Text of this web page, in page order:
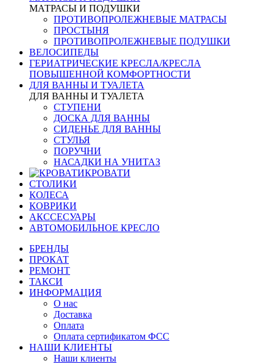
МАТРАСЫ И ПОДУШКИ
ПРОТИВОПРОЛЕЖНЕВЫЕ МАТРАСЫ
ПРОСТЫНЯ
ПРОТИВОПРОЛЕЖНЕВЫЕ ПОДУШКИ
ВЕЛОСИПЕДЫ
ГЕРИАТРИЧЕСКИЕ КРЕСЛА/КРЕСЛА
ПОВЫШЕННОЙ КОМФОРТНОСТИ
ДЛЯ ВАННЫ И ТУАЛЕТА
ДЛЯ ВАННЫ И ТУАЛЕТА
СТУПЕНИ
ДОСКА ДЛЯ ВАННЫ
СИДЕНЬЕ ДЛЯ ВАННЫ
СТУЛЬЯ
ПОРУЧНИ
НАСАДКИ НА УНИТАЗ
КРОВАТИ
СТОЛИКИ
КОЛЕСА
КОВРИКИ
АКССЕСУАРЫ
АВТОМОБИЛЬНОЕ КРЕСЛО
БРЕНДЫ
ПРОКАТ
РЕМОНТ
ТАКСИ
ИНФОРМАЦИЯ
О нас
Доставка
Оплата
Оплата сертификатом ФСС
НАШИ КЛИЕНТЫ
Наши клиенты